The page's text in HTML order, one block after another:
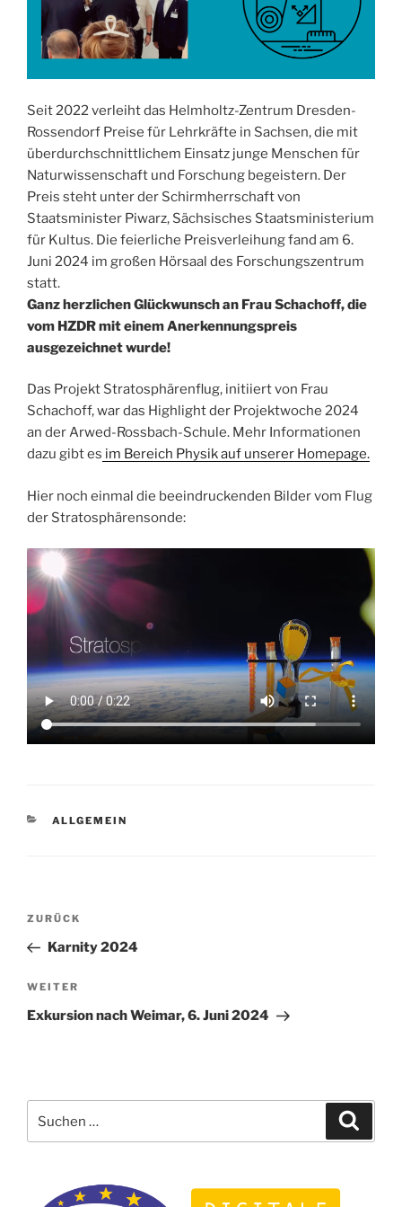
Seit 2022 verleiht das Helmholtz-Zentrum Dresden-
Rossendorf Preise für Lehrkräfte in Sachsen, die mit
überdurchschnittlichem Einsatz junge Menschen für
Naturwissenschaft und Forschung begeistern. Der
Preis steht unter der Schirmherrschaft von
Staatsminister Piwarz, Sächsisches Staatsministerium
für Kultus. Die feierliche Preisverleihung fand am 6.
Juni 2024 im großen Hörsaal des Forschungszentrum
statt.
Ganz herzlichen Glückwunsch an Frau Schachoff, die
vom HZDR mit einem Anerkennungspreis
ausgezeichnet wurde!
Das Projekt Stratosphärenflug, initiiert von Frau
Schachoff, war das Highlight der Projektwoche 2024
an der Arwed-Rossbach-Schule. Mehr Informationen
dazu gibt es im Bereich Physik auf unserer Homepage.
Hier noch einmal die beeindruckenden Bilder vom Flug
der Stratosphärensonde:
KATEGORIEN
ALLGEMEIN
Beitragsnavigation
Vorheriger
Beitrag
ZURÜCK
Karnity 2024
Nächster
Beitrag
WEITER
Exkursion nach Weimar, 6. Juni 2024
nach: